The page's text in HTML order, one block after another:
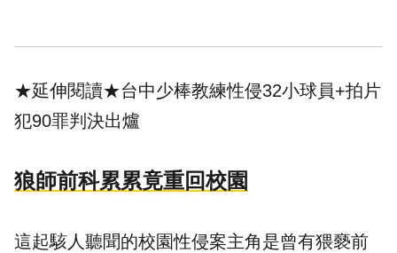
★延伸閱讀★台中少棒教練性侵32小球員+拍片
犯90罪判決出爐
狼師前科累累竟重回校園
這起駭人聽聞的校園性侵案主角是曾有猥褻前